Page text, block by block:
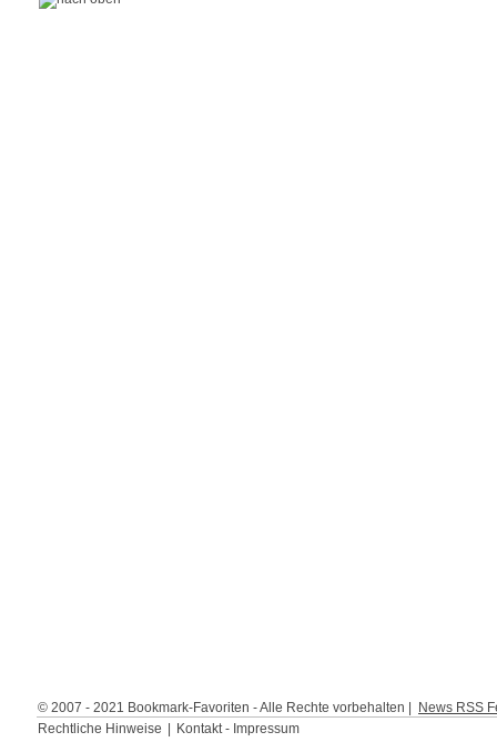
© 2007 - 2021 Bookmark-Favoriten - Alle Rechte vorbehalten |
News RSS
Rechtliche Hinweise
Kontakt - Impressum